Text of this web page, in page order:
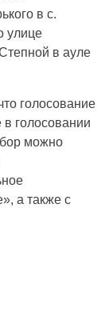
в с.
улице
в ауле
голосование
голосовании
можно
а также с